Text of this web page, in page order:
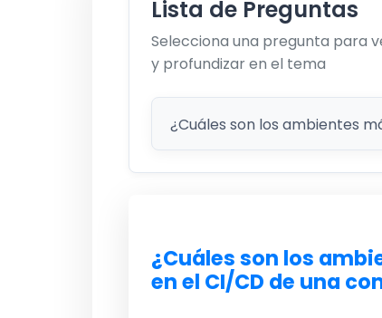
Lista de Preguntas
Selecciona una pregunta para
y profundizar en el tema
¿Cuáles son los
en el CI/CD de una